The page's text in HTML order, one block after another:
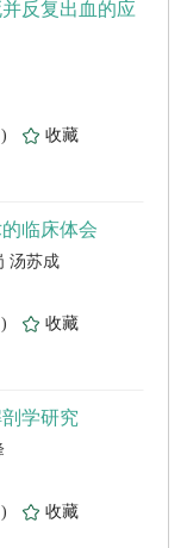
)
)
)